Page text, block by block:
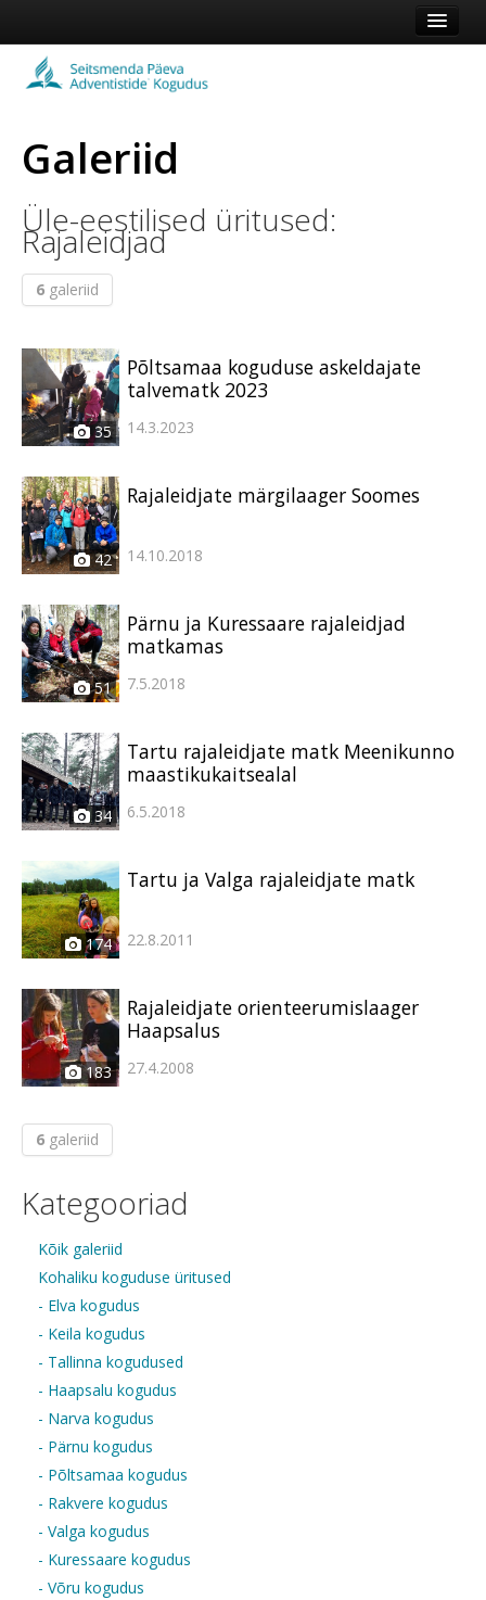
Koduleht
Galeriid
Üle-eestilised üritused:
Rajaleidjad
6 galeriid
35
Põltsamaa koguduse askeldajate
talvematk 2023
14.3.2023
42
Rajaleidjate märgilaager Soomes
14.10.2018
51
Pärnu ja Kuressaare rajaleidjad
matkamas
7.5.2018
34
Tartu rajaleidjate matk Meenikunno
maastikukaitsealal
6.5.2018
174
Tartu ja Valga rajaleidjate matk
22.8.2011
183
Rajaleidjate orienteerumislaager
Haapsalus
27.4.2008
6 galeriid
Kategooriad
Kõik galeriid
Kohaliku koguduse üritused
- Elva kogudus
- Keila kogudus
- Tallinna kogudused
- Haapsalu kogudus
- Narva kogudus
- Pärnu kogudus
- Põltsamaa kogudus
- Rakvere kogudus
- Valga kogudus
- Kuressaare kogudus
- Võru kogudus